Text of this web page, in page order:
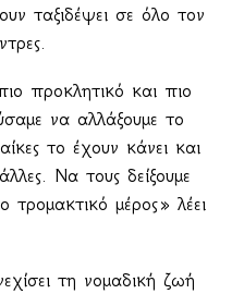
ταξιδέψει σε όλο τον
προκλητικό και πιο
να αλλάξουμε το
το έχουν κάνει και
Να τους δείξουμε
τρομακτικό μέρος» λέει
τη νομαδική ζωή